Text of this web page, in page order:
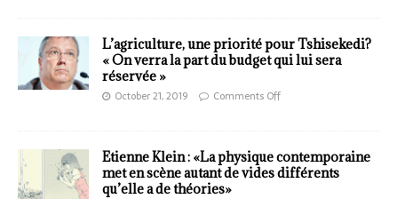
L’agriculture, une priorité pour Tshisekedi?
« On verra la part du budget qui lui sera
réservée »
October 21, 2019 Comments Off
Etienne Klein : «La physique contemporaine
met en scène autant de vides différents
qu’elle a de théories»